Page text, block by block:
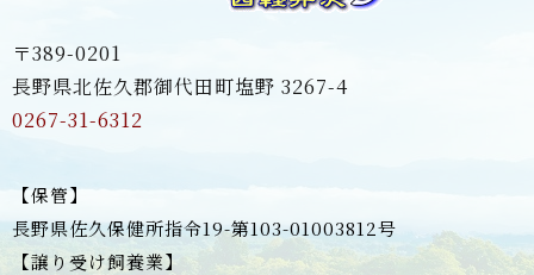
〒389-0201
長野県北佐久郡御代田町塩野 3267-4
0267-31-6312
【保管】
長野県佐久保健所指令19-第103-01003812号
【譲り受け飼養業】